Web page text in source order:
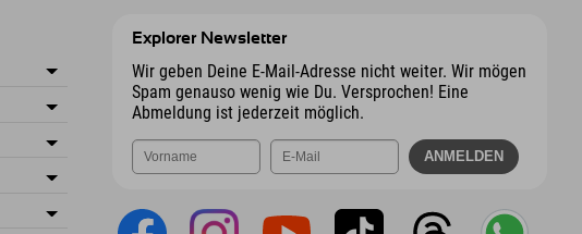
Explorer Newsletter
Wir geben Deine E-Mail-Adresse nicht weiter. Wir mögen
Spam genauso wenig wie Du. Versprochen! Eine
Abmeldung ist jederzeit möglich.